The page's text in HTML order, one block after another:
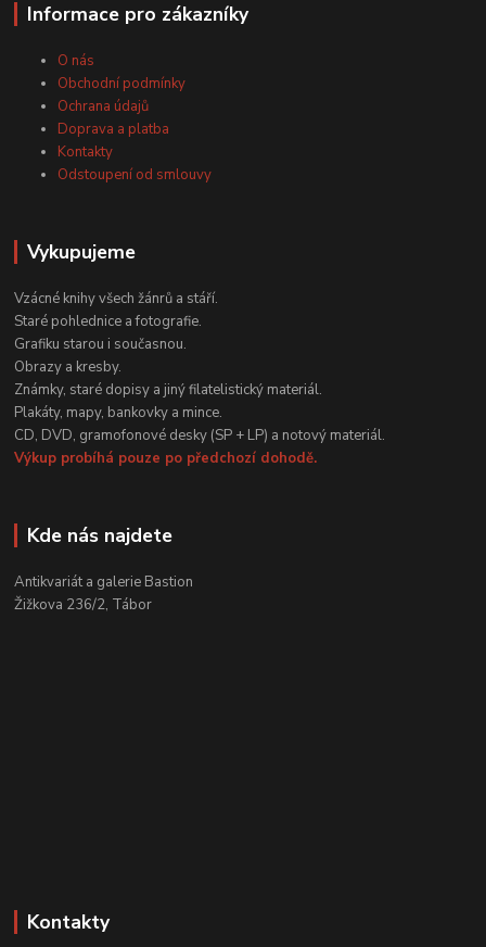
Informace pro zákazníky
O nás
Obchodní podmínky
Ochrana údajů
Doprava a platba
Kontakty
Odstoupení od smlouvy
Vykupujeme
Vzácné knihy všech žánrů a stáří.
Staré pohlednice a fotografie.
Grafiku starou i současnou.
Obrazy a kresby.
Známky, staré dopisy a jiný filatelistický materiál.
Plakáty, mapy, bankovky a mince.
CD, DVD, gramofonové desky (SP + LP) a notový materiál.
Výkup probíhá pouze po předchozí dohodě.
Kde nás najdete
Antikvariát a galerie Bastion
Žižkova 236/2, Tábor
Kontakty